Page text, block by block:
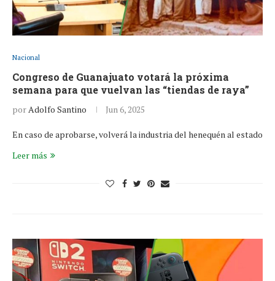
Nacional
Congreso de Guanajuato votará la próxima
semana para que vuelvan las “tiendas de raya”
porAdolfo Santino Jun 6, 2025
En caso de aprobarse, volverá la industria del henequén al estado
Leer más